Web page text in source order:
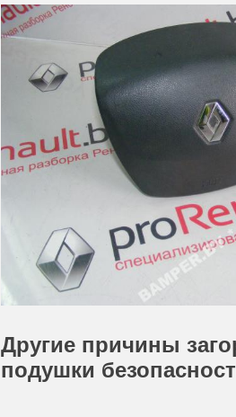
Другие причины
подушки